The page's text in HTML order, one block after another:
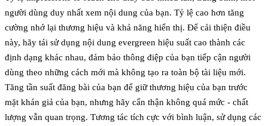
người dùng duy nhất xem nội dung của bạn. Tỷ lệ cao hơn tăng
cường nhớ lại thương hiệu và khả năng hiển thị. Để cải thiện điều
này, hãy tái sử dụng nội dung evergreen hiệu suất cao thành các
định dạng khác nhau, đảm bảo thông điệp của bạn tiếp cận người
dùng theo những cách mới mà không tạo ra toàn bộ tài liệu mới.
Tăng tần suất đăng bài của bạn để giữ thương hiệu của bạn trước
mặt khán giả của bạn, nhưng hãy cẩn thận không quá mức - chất
lượng vẫn quan trọng. Tương tác tích cực với bình luận, sử dụng các